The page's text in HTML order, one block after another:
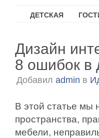
ДЕТСКАЯ
Дизайн
8 ошибок в
Добавил admin в
В этой статье мы
пространства,
мебели,